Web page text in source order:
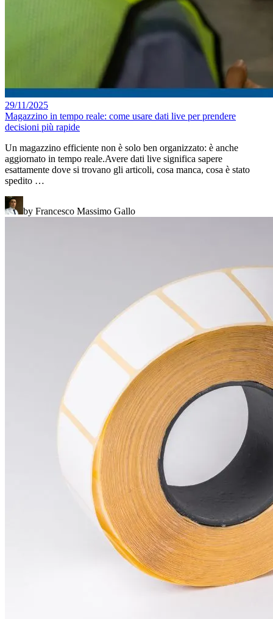
29/11/2025
Magazzino in tempo reale: come usare dati live per prendere
decisioni più rapide
Un magazzino efficiente non è solo ben organizzato: è anche
aggiornato in tempo reale.Avere dati live significa sapere
esattamente dove si trovano gli articoli, cosa manca, cosa è stato
spedito …
by Francesco Massimo Gallo